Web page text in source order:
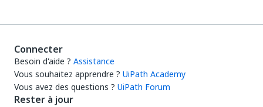
Connecter
Besoin d'aide ? Assistance
Vous souhaitez apprendre ? UiPath Academy
Vous avez des questions ? UiPath Forum
Rester à jour